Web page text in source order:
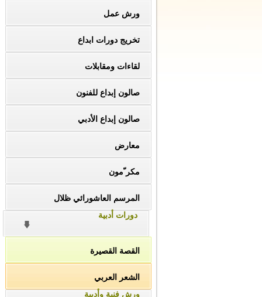
ورش عمل
تخريج دورات ابداع
لقاءات ومقابلات
صالون إبداع للفنون
صالون إبداع الأدبي
معارض
مكر ّمون
المرسم العاشورائي ظلال
دورات أدبية
القصة القصيرة
الشعر العربي
ورش فنية وأدبية